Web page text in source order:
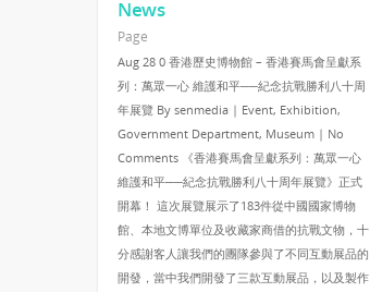
News
Page
Aug 28 0 香港歷史博物館 – 香港賽馬會呈獻系
列：萬眾一心 維護和平──紀念抗戰勝利八十周
年展覽 By senmedia | Event, Exhibition,
Government Department, Museum | No
Comments 《香港賽馬會呈獻系列：萬眾一心
維護和平──紀念抗戰勝利八十周年展覽》正式
開幕！ 這次展覽展示了183件從中國國家博物
館、本地文博單位及收藏家商借的抗戰文物，十
分感謝客人讓我們的團隊參與了不同互動展品的
開發，當中我們開發了三款互動展品，以及製作